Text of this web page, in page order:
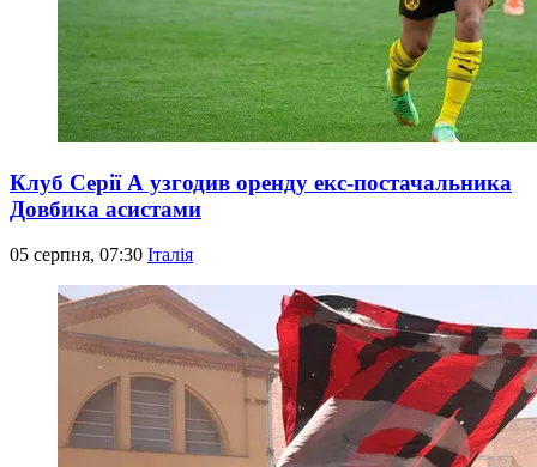
Клуб Серії А узгодив оренду екс-постачальника
Довбика асистами
05 серпня, 07:30 Італія